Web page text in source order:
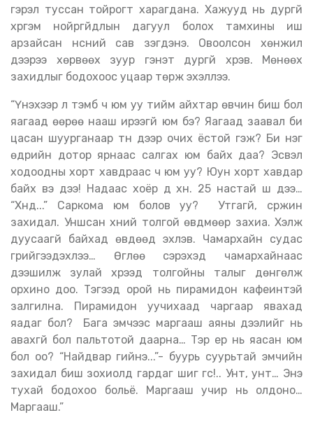
гэрэл туссан тойрогт харагдана. Хажууд нь дургүй
хүргэм нойргүйдлын дагуул болох тамхины иш
арзайсан үнсний сав үзэгдэнэ. Овоолсон хөнжил
дээрээ хөрвөөх зуур гэнэт дургүй хүрэв. Мөнөөх
захидлыг бодохоос уцаар төрж эхэллээ.
“Үнэхээр л тэмбүү ч юм уу тийм айхтар өвчин биш бол
яагаад өөрөө нааш ирээгүй юм бэ? Яагаад заавал би
цасан шуурганаар түүн дээр очих ёстой гэж? Би нэг
өдрийн дотор ярнаас салгах юм байх даа? Эсвэл
ходоодны хорт хавдраас ч юм уу? Юун хорт хавдар
байх вэ дээ! Надаас хоёр дүү хүн. 25 настай шүү дээ…
“Хүнд...” Саркома юм болов уу? Утгагүй, сүржин
захидал. Уншсан хүний толгой өвдмөөр захиа. Хэлж
дуусаагүй байхад өвдөөд эхлэв. Чамархайн судас
гүрийгээдэхлээ… Өглөө сэрэхэд чамархайнаас
дээшилж зулай хүрээд толгойны талыг дөнгөлж
орхино доо. Тэгээд орой нь пирамидон кафеинтэй
залгилна. Пирамидон уучихаад чаргаар явахад
яадаг бол? Бага эмчээс маргааш аяны дээлийг нь
авахгүй бол пальтотой даарна… Тэр ер нь яасан юм
бол оо? “Найдвар гийнэ...”- буурь суурьтай эмчийн
захидал биш зохиолд гардаг шиг үгс!.. Унт, унт… Энэ
тухай бодохоо больё. Маргааш учир нь олдоно…
Маргааш.”